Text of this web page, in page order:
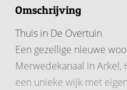
Omschrijving
Thuis in De Overtuin
Een gezellige nieuwe
Merwedekanaal in
een unieke wijk met